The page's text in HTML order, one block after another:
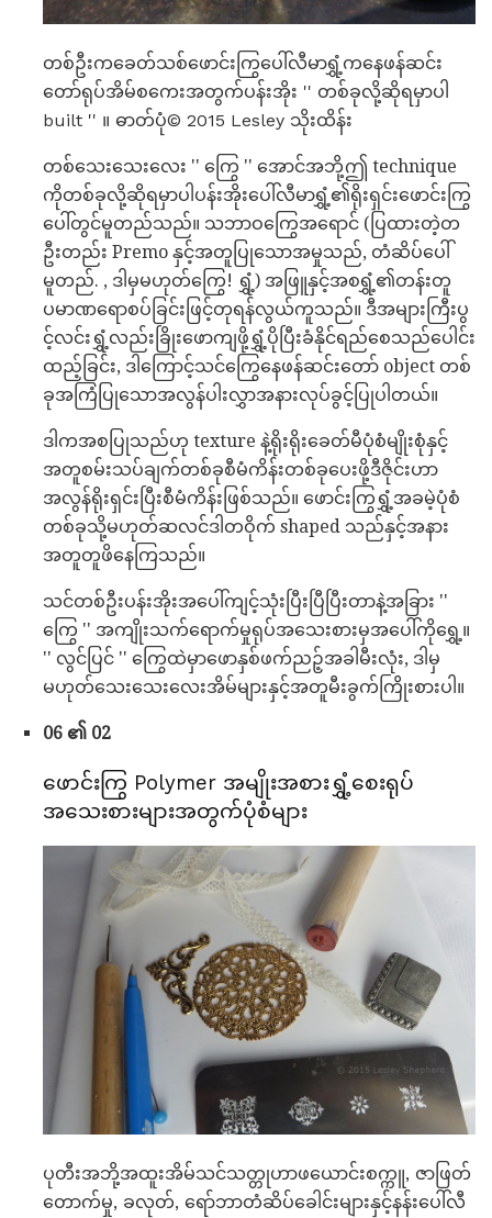
တစ်ဦးကခေတ်သစ်ဖောင်းကြွပေါ်လီမာရွှံ့ကနေဖန်ဆင်း
တော်ရုပ်အိမ်စကေးအတွက်ပန်းအိုး '' တစ်ခုလို့ဆိုရမှာပါ
built '' ။ ဓာတ်ပုံ© 2015 Lesley သိုးထိန်း
တစ်သေးသေးလေး '' ကြွေ '' အောင်အဘို့ဤ technique
ကိုတစ်ခုလို့ဆိုရမှာပါပန်းအိုးပေါ်လီမာရွှံ့၏ရိုးရှင်းဖောင်းကြွ
ပေါ်တွင်မူတည်သည်။ သဘာဝကြွေအရောင် (ပြထားတဲ့တ
ဦးတည်း Premo နှင့်အတူပြုသောအမှုသည်, တံဆိပ်ပေါ်
မူတည်. , ဒါမှမဟုတ်ကြွေ! ရွှံ့) အဖြူနှင့်အစရွှံ့၏တန်းတူ
ပမာဏရောစပ်ခြင်းဖြင့်တုရန်လွယ်ကူသည်။ ဒီအများကြီးပွ
င့်လင်းရွှံ့လည်းခြိုးဖောကျဖို့ရွှံ့ပိုပြီးခံနိုင်ရည်စေသည်ပေါင်း
ထည့်ခြင်း, ဒါကြောင့်သင်ကြွေနေဖန်ဆင်းတော် object တစ်
ခုအကြံပြုသောအလွန်ပါးလွှာအနားလုပ်ခွင့်ပြုပါတယ်။
ဒါကအစပြုသည်ဟု texture နဲ့ရိုးရိုးခေတ်မီပုံစံမျိုးစုံနှင့်
အတူစမ်းသပ်ချက်တစ်ခုစီမံကိန်းတစ်ခုပေးဖို့ဒီဇိုင်းဟာ
အလွန်ရိုးရှင်းပြီးစီမံကိန်းဖြစ်သည်။ ဖောင်းကြွရွှံ့အခမဲ့ပုံစံ
တစ်ခုသို့မဟုတ်ဆလင်ဒါတဝိုက် shaped သည်နှင့်အနား
အတူတူဖိနေကြသည်။
သင်တစ်ဦးပန်းအိုးအပေါ်ကျင့်သုံးပြီးပြီပြီးတာနဲ့အခြား ''
ကြွေ '' အကျိုးသက်ရောက်မှုရုပ်အသေးစားမှအပေါ်ကိုရွှေ့။
'' လွင်ပြင် '' ကြွေထဲမှာဖောနှစ်ဖက်ညဉ့်အခါမီးလုံး, ဒါမှ
မဟုတ်သေးသေးလေးအိမ်များနှင့်အတူမီးခွက်ကြိုးစားပါ။
06 ၏ 02
ဖောင်းကြွ Polymer အမျိုးအစားရွှံ့စေးရုပ်
အသေးစားများအတွက်ပုံစံများ
ပုတီးအဘို့အထူးအိမ်သင်သတ္တုဟာဖယောင်းစက္ကူ, ဇာဖြတ်
တောက်မှု, ခလုတ်, ရော်ဘာတံဆိပ်ခေါင်းများနှင့်နန်းပေါ်လီ